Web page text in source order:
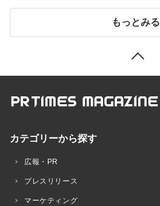
もっとみる
カテゴリーから探す
広報・PR
プレスリリース
マーケティング